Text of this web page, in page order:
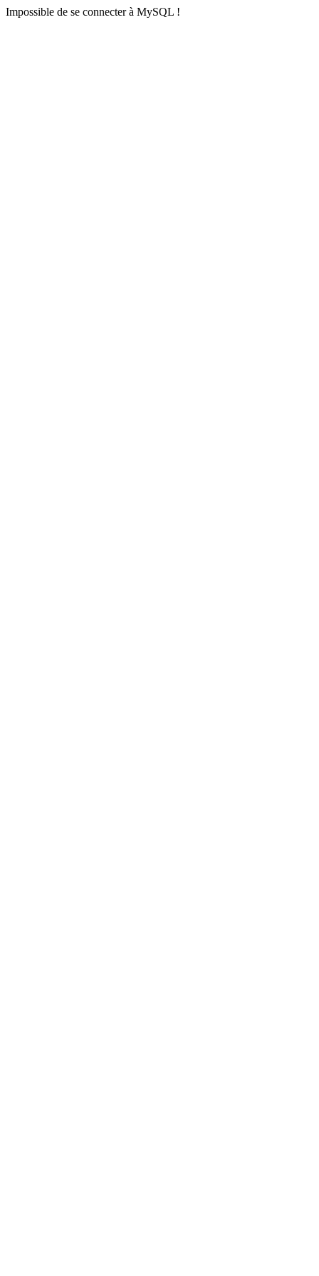
Impossible de se connecter à MySQL !